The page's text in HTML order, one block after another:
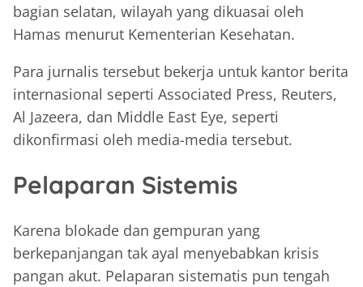
bagian selatan, wilayah yang dikuasai oleh
Hamas menurut Kementerian Kesehatan.
Para jurnalis tersebut bekerja untuk kantor berita
internasional seperti Associated Press, Reuters,
Al Jazeera, dan Middle East Eye, seperti
dikonfirmasi oleh media-media tersebut.
Pelaparan Sistemis
Karena ‎blokade dan gempuran yang
berkepanjangan tak ayal menyebabkan krisis
pangan akut. Pelaparan sistematis pun tengah